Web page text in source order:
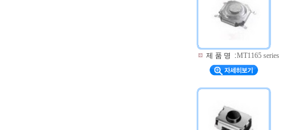
제 품 명 :MT1165 series